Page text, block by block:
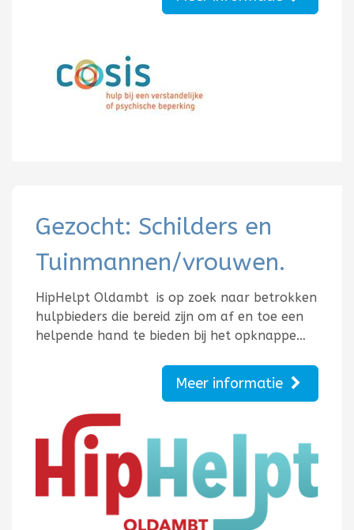
Gezocht: Schilders en
Tuinmannen/vrouwen.
HipHelpt Oldambt is op zoek naar betrokken
hulpbieders die bereid zijn om af en toe een
helpende hand te bieden bij het opknappe…
Meer informatie